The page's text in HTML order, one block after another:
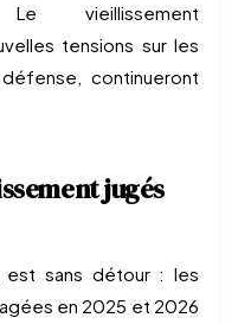
vieillissement
tensions sur les
continueront
jugés
est sans détour : les
en 2025 et 2026